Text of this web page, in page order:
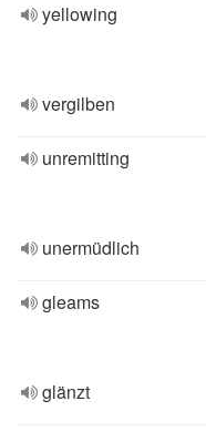
yellowing
vergilben
unremitting
unermüdlich
gleams
glänzt